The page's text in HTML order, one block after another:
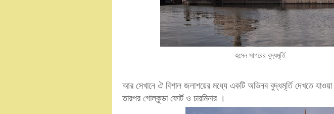
হুসেন সাগরের বুদ্ধমূর্তি
আর সেখানে ঐ বিশাল জলাশয়ের মধ্যে একটি অভিনব বুদ্ধমূর্তি দেখতে
তারপর গোলকুন্ডা ফোর্ট ও চারমিনার ।